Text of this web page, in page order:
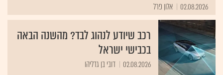
02.08.2026 אלון פרל
רכב שיודע לנהוג לבד? מהשנה הבאה
בכבישי ישראל
02.08.2026 דובי בן גדליהו